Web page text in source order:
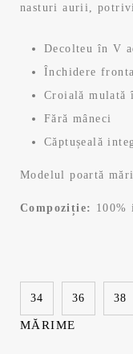
ț
u
i
a
l
ț
u
c
r
e
nasturi aurii,
Decolteu în V
Închidere
Croială mulată
Fără mâneci
Căptușeală
Modelul poartă
Compoziție: 100%
34 36 38
MĂRIME